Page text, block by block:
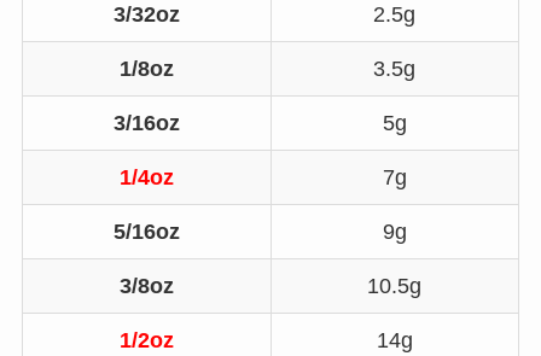
3/32oz 2.5g
1/8oz 3.5g
3/16oz 5g
1/4oz 7g
5/16oz 9g
3/8oz 10.5g
1/2oz 14g